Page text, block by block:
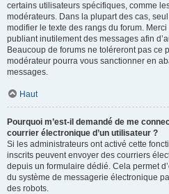
certains utilisateurs spécifiques, comme
modérateurs. Dans la plupart des cas,
modifier le texte des rangs du forum.
publiant inutilement des messages afin
Beaucoup de forums ne toléreront pas ce
modérateur pourra vous sanctionner en
messages.
Haut
Pourquoi m’est-il demandé de me
courrier électronique d’un utilisateur ?
Si les administrateurs ont activé cette
inscrits peuvent envoyer des courriers
depuis un formulaire dédié. Cela permet
du système de messagerie électronique
des robots.